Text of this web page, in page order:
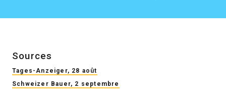
Sources
Tages-Anzeiger, 28 août
Schweizer Bauer, 2 septembre